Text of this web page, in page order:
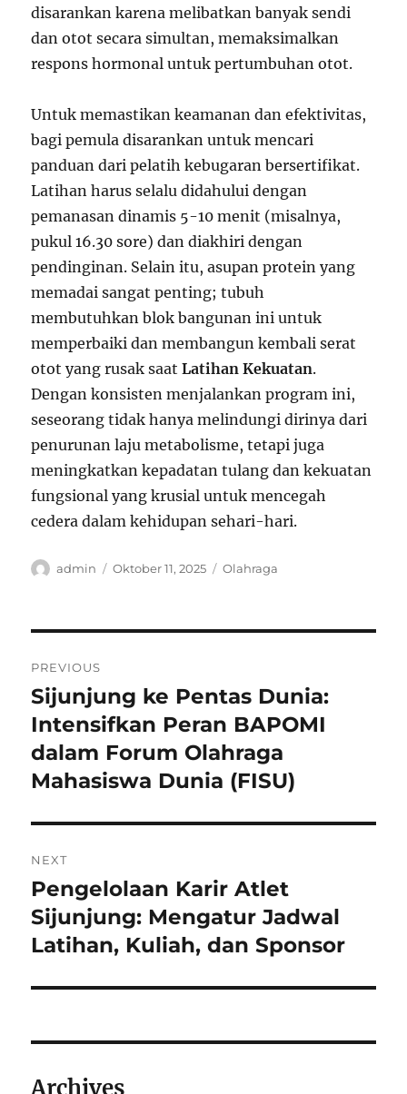
disarankan karena melibatkan banyak sendi
dan otot secara simultan, memaksimalkan
respons hormonal untuk pertumbuhan otot.
Untuk memastikan keamanan dan efektivitas,
bagi pemula disarankan untuk mencari
panduan dari pelatih kebugaran bersertifikat.
Latihan harus selalu didahului dengan
pemanasan dinamis 5-10 menit (misalnya,
pukul 16.30 sore) dan diakhiri dengan
pendinginan. Selain itu, asupan protein yang
memadai sangat penting; tubuh
membutuhkan blok bangunan ini untuk
memperbaiki dan membangun kembali serat
otot yang rusak saatLatihan Kekuatan.
Dengan konsisten menjalankan program ini,
seseorang tidak hanya melindungi dirinya dari
penurunan laju metabolisme, tetapi juga
meningkatkan kepadatan tulang dan kekuatan
fungsional yang krusial untuk mencegah
cedera dalam kehidupan sehari-hari.
Author
admin
Posted
Oktober 11, 2025 Categories
Olahraga
pos
PREVIOUS
Previous
post:
Sijunjung ke Pentas Dunia:
Intensifkan Peran BAPOMI
dalam Forum Olahraga
Mahasiswa Dunia (FISU)
NEXT
Next
post:
Pengelolaan Karir Atlet
Sijunjung: Mengatur Jadwal
Latihan, Kuliah, dan Sponsor
Archives